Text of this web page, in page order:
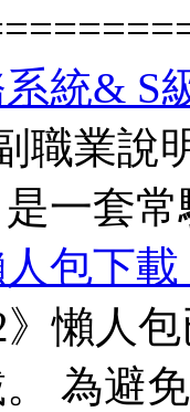
統& S
職業說
一套
人包下
》懶人
為避